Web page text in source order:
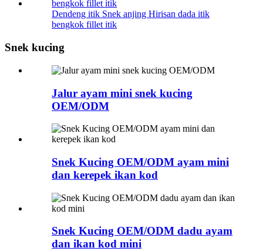
Dendeng itik Snek anjing Hirisan dada itik
bengkok fillet itik
Snek kucing
Jalur ayam mini snek kucing
OEM/ODM
Snek Kucing OEM/ODM ayam mini
dan kerepek ikan kod
Snek Kucing OEM/ODM dadu ayam
dan ikan kod mini